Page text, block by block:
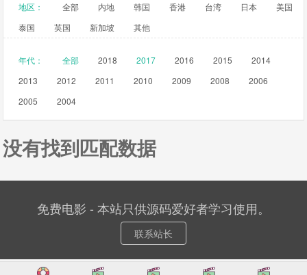
地区： 全部 内地 韩国 香港 台湾 日本
美国
泰国
英国 新加坡 其他
年代： 全部 2018 2017 2016 2015
2014
2013
2012 2011 2010 2009 2008
2006
2005
2004
没有找到匹配数据
免费电影 - 本站只供源码爱好者学习使用。
联系站长